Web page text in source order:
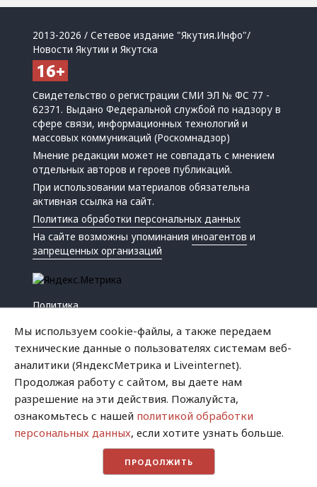
2013-2026 / Сетевое издание "Якутия.Инфо"/
Новости Якутии и Якутска
Свидетельство о регистрации СМИ ЭЛ № ФС 77 -
62371. Выдано Федеральной службой по надзору в
сфере связи, информационных технологий и
массовых коммуникаций (Роскомнадзор)
Мнение редакции может не совпадать с мнением
отдельных авторов и героев публикаций.
При использовании материалов обязательна
активная ссылка на сайт.
Политика обработки персональных данных
На сайте возможны упоминанияиноагентов и
запрещенных организаций
Политика
Криминал
Успех
Хватит это терпеть
Мы используем cookie-файлы, а также передаем
технические данные о пользователях системам веб-
аналитики (ЯндексМетрика и Liveinternet).
Продолжая работу с сайтом, вы даете нам
разрешение на эти действия. Пожалуйста,
ознакомьтесь с нашей политикой обработки
персональных данных, если хотите узнать больше.
ПРОДОЛЖИТЬ